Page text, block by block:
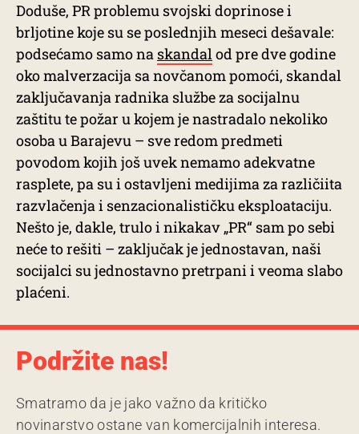
Doduše, PR problemu svojski doprinose i
brljotine koje su se poslednjih meseci dešavale:
podsećamo samo na skandalod pre dve godine
oko malverzacija sa novčanom pomoći, skandal
zaključavanja radnika službe za socijalnu
zaštitu te požar u kojem je nastradalo nekoliko
osoba u Barajevu – sve redom predmeti
povodom kojih još uvek nemamo adekvatne
rasplete, pa su i ostavljeni medijima za različiita
razvlačenja i senzacionalističku eksploataciju.
Nešto je, dakle, trulo i nikakav „PR“ sam po sebi
neće to rešiti – zaključak je jednostavan, naši
socijalci su jednostavno pretrpani i veoma slabo
plaćeni.
Podržite nas!
Smatramo da je jako važno da kritičko
novinarstvo ostane van komercijalnih interesa.